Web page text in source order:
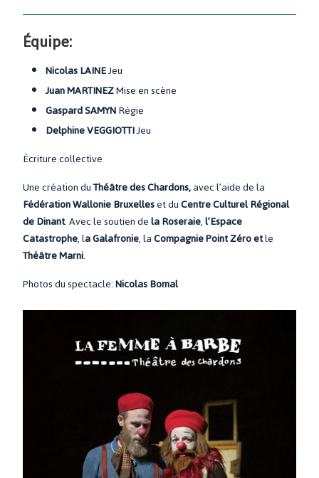
Équipe:
Nicolas LAINEJeu
Juan MARTINEZMise en scène
Gaspard SAMYNRégie
Delphine VEGGIOTTIJeu
Écriture collective
Une création duThéâtre des Chardons,avec l’aide de la
Fédération Wallonie Bruxelleset duCentre Culturel Régional
de Dinant. Avec le soutien dela Roseraie,l’Espace
Catastrophe, la Galafronie, laCompagnie Point Zéro etle
Théâtre Marni.
Photos du spectacle:Nicolas Bomal